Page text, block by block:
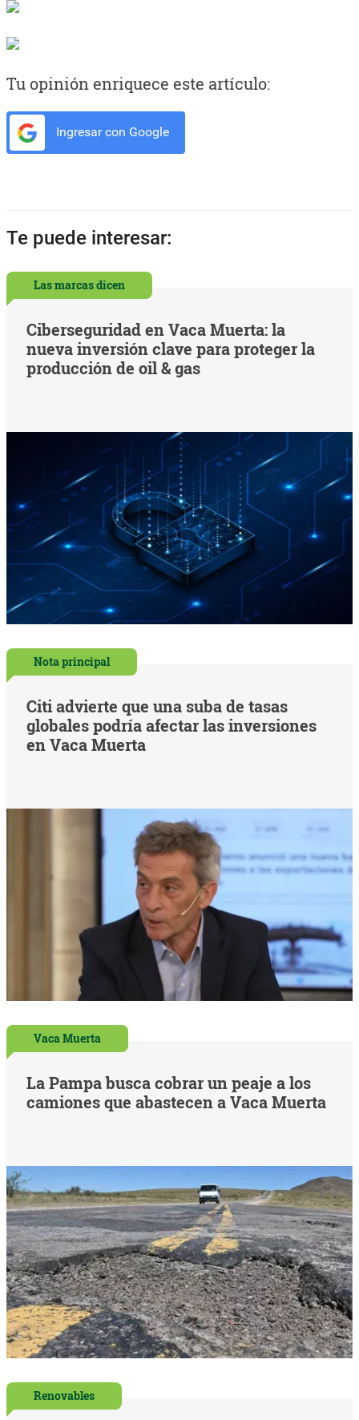
Tu opinión enriquece este artículo:
Ingresar con Google
Te puede interesar:
Las marcas dicen
Ciberseguridad en Vaca Muerta: la
nueva inversión clave para proteger la
producción de oil & gas
Nota principal
Citi advierte que una suba de tasas
globales podría afectar las inversiones
en Vaca Muerta
Vaca Muerta
La Pampa busca cobrar un peaje a los
camiones que abastecen a Vaca Muerta
Renovables